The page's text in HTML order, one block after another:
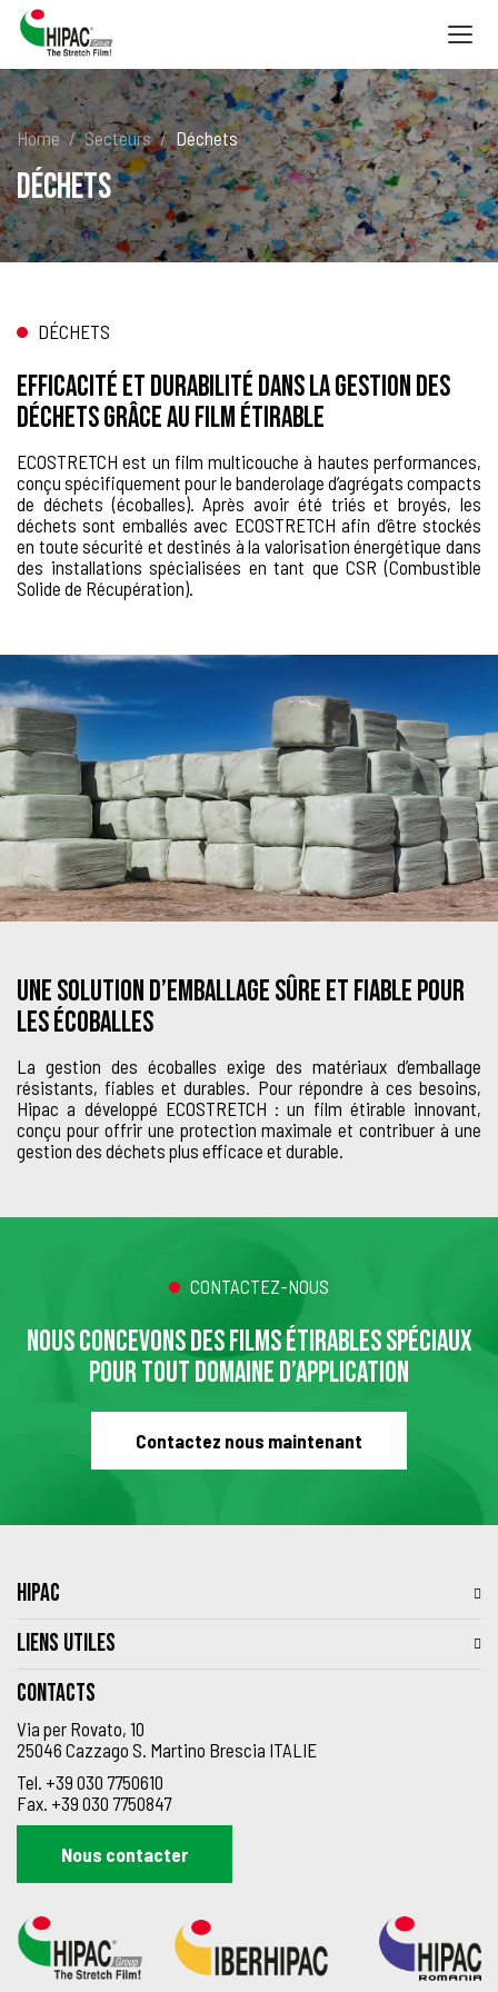
Home Secteurs Déchets
Déchets
DÉCHETS
EFFICACITÉ ET DURABILITÉ DANS LA GESTION DES
DÉCHETS GRÂCE AU FILM ÉTIRABLE
ECOSTRETCH est un film multicouche à hautes performances,
conçu spécifiquement pour le banderolage d’agrégats compacts
de déchets (écoballes). Après avoir été triés et broyés, les
déchets sont emballés avec ECOSTRETCH afin d’être stockés
en toute sécurité et destinés à la valorisation énergétique dans
des installations spécialisées en tant que CSR (Combustible
Solide de Récupération).
UNE SOLUTION D’EMBALLAGE SÛRE ET FIABLE POUR
LES ÉCOBALLES
La gestion des écoballes exige des matériaux d’emballage
résistants, fiables et durables. Pour répondre à ces besoins,
Hipac a développé ECOSTRETCH : un film étirable innovant,
conçu pour offrir une protection maximale et contribuer à une
gestion des déchets plus efficace et durable.
CONTACTEZ-NOUS
NOUS CONCEVONS DES FILMS ÉTIRABLES SPÉCIAUX
POUR TOUT DOMAINE D’APPLICATION
Contactez nous maintenant
HIPAC
LIENS UTILES
Contacts
Via per Rovato, 10
25046 Cazzago S. Martino Brescia ITALIE
Tel. +39 030 7750610
Fax. +39 030 7750847
Nous contacter